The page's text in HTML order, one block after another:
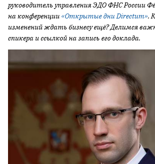
руководитель управления ЭДО ФНС России
на конференции «Открытые дниDirectum».
изменений ждать бизнесу ещё? Делимся
спикера и ссылкой на запись его доклада.